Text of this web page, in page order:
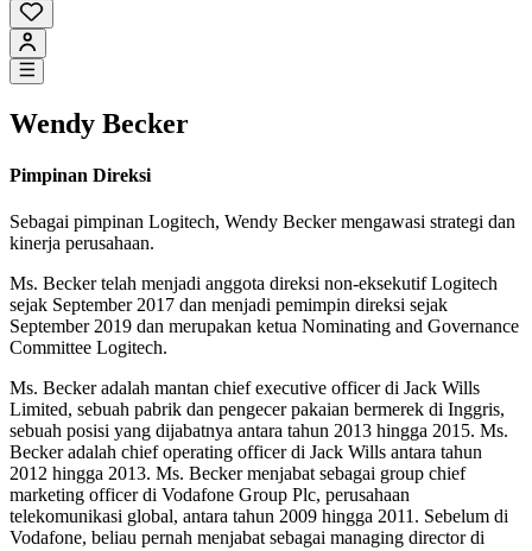
Wendy Becker
Pimpinan Direksi
Sebagai pimpinan Logitech, Wendy Becker mengawasi strategi dan
kinerja perusahaan.
Ms. Becker telah menjadi anggota direksi non-eksekutif Logitech
sejak September 2017 dan menjadi pemimpin direksi sejak
September 2019 dan merupakan ketua Nominating and Governance
Committee Logitech.
Ms. Becker adalah mantan chief executive officer di Jack Wills
Limited, sebuah pabrik dan pengecer pakaian bermerek di Inggris,
sebuah posisi yang dijabatnya antara tahun 2013 hingga 2015. Ms.
Becker adalah chief operating officer di Jack Wills antara tahun
2012 hingga 2013. Ms. Becker menjabat sebagai group chief
marketing officer di Vodafone Group Plc, perusahaan
telekomunikasi global, antara tahun 2009 hingga 2011. Sebelum di
Vodafone, beliau pernah menjabat sebagai managing director di